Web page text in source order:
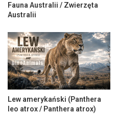
Fauna Australii / Zwierzęta
Australii
Lew amerykański (Panthera
leo atrox / Panthera atrox)